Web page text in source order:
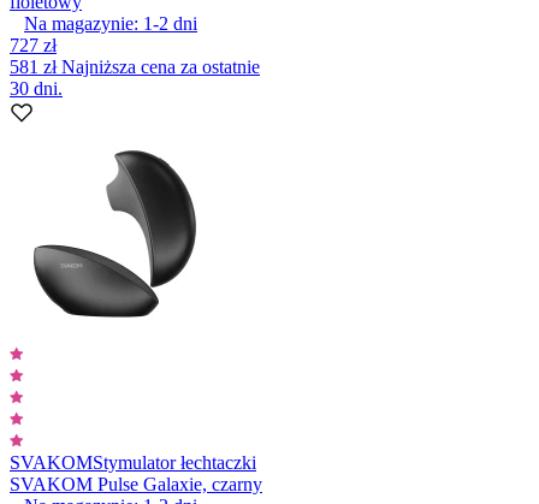
Na magazynie: 1-2 dni
727 zł
581 złNajniższa cena za ostatnie
30 dni.
SVAKOMStymulator łechtaczki
SVAKOM Pulse Galaxie, czarny